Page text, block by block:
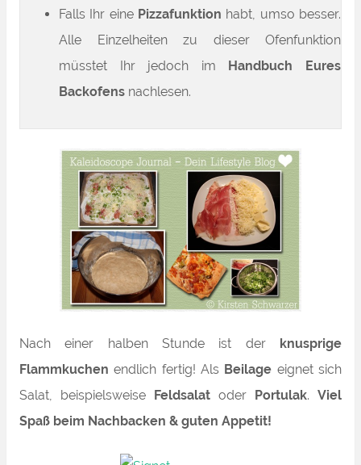
Falls Ihr eine Pizzafunktion habt, umso besser.
Alle Einzelheiten zu dieser Ofenfunktion
müsstet Ihr jedoch im
Handbuch Eures
Backofens nachlesen.
Nach einer halben Stunde ist derknusprige
Flammkuchen endlich fertig! Als Beilage eignet sich
Salat, beispielsweise
Feldsalat oder Portulak. Viel
Spaß beim Nachbacken & guten Appetit!